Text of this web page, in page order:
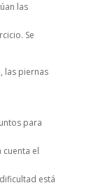
las
Se
las piernas
para
cuenta el
está